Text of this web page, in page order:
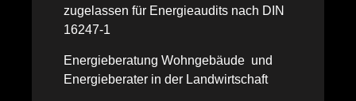
zugelassen für Energieaudits nach DIN
16247-1
Energieberatung Wohngebäude und
Energieberater in der Landwirtschaft